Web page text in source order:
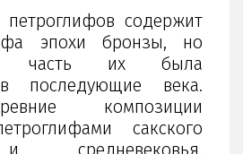
петроглифов содержит
эпохи бронзы, но
часть их была
последующие века.
композиции
сакского